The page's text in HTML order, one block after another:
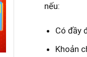
nếu:
Có đầy
Khoản